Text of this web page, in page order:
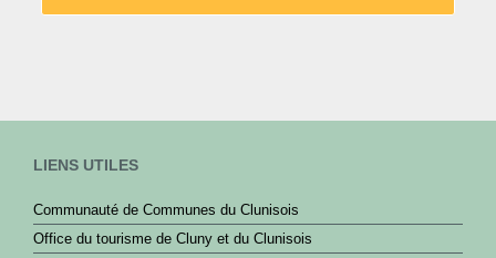
LIENS UTILES
Communauté de Communes du Clunisois
Office du tourisme de Cluny et du Clunisois